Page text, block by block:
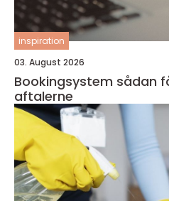
inspiration
03. August 2026
Bookingsystem sådan får du styr på
aftalerne